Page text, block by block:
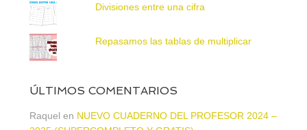
Divisiones entre una cifra
Repasamos las tablas de multiplicar
ÚLTIMOS COMENTARIOS
Raquel en NUEVO CUADERNO DEL PROFESOR 2024 –